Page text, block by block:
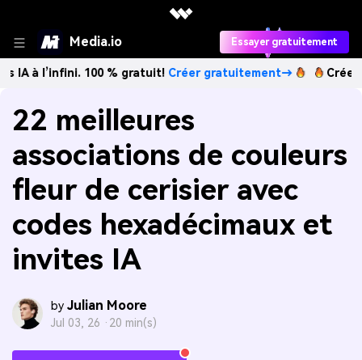
Media.io Essayer gratuitement
100 % gratuit!Créer gratuitement→ Créez des
22 meilleures
associations de couleurs
fleur de cerisier avec
codes hexadécimaux et
invites IA
by Julian Moore
Jul 03, 26 · 20 min(s)